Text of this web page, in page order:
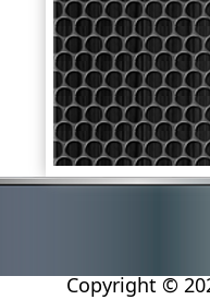
Copyright ©